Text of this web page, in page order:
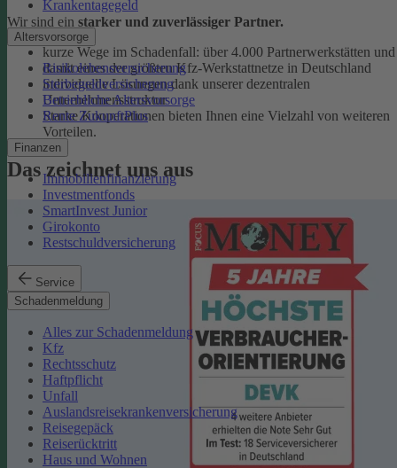
Krankentagegeld
Altersvorsorge
Risikolebensversicherung
Sterbegeldversicherung
Betriebliche Altersvorsorge
Rente ZukunftPlus
Finanzen
Immobilienfinanzierung
Investmentfonds
SmartInvest Junior
Girokonto
Restschuldversicherung
Service
Schadenmeldung
Alles zur Schadenmeldung
Kfz
Rechtsschutz
Haftpflicht
Unfall
Auslandsreisekrankenversicherung
Reisegepäck
Reiserücktritt
Haus und Wohnen
Wir sind ein starker und zuverlässiger Partner.
kurze Wege im Schadenfall: über 4.000 Partnerwerkstätten und
damit eines der größten Kfz-Werkstattnetze in Deutschland
individuelle Lösungen dank unserer dezentralen
Unternehmensstruktur
Starke Kooperationen bieten Ihnen eine Vielzahl von weiteren
Vorteilen.
Das zeichnet uns aus